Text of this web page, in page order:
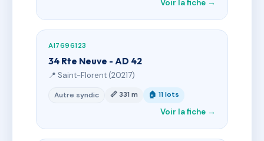
Voir la fiche →
AI7696123
34 Rte Neuve - AD 42
📍 Saint-Florent (20217)
Autre syndic 📏 331 m 🏠 11 lots
Voir la fiche →